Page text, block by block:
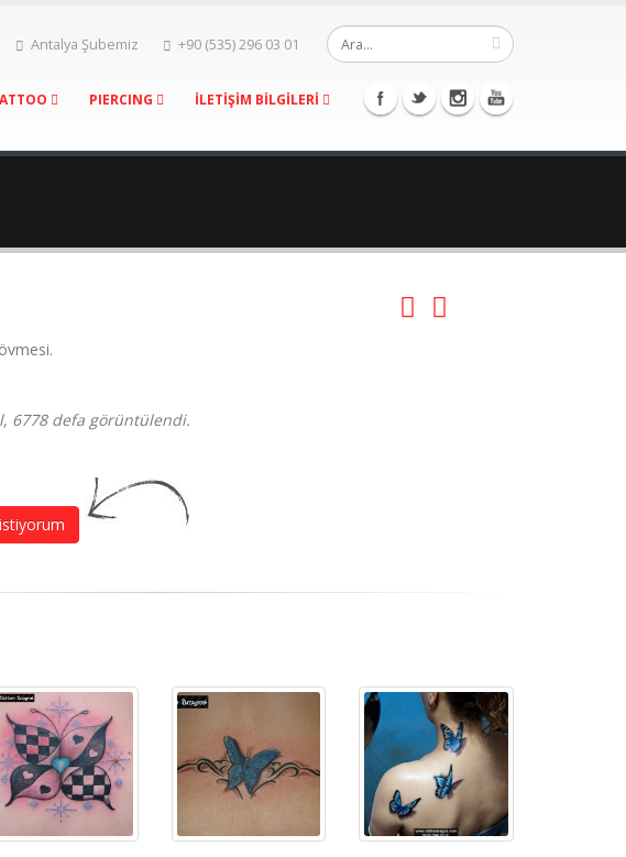
Antalya Şubemiz +90 (535) 296 03 01
PIERCING İLETİŞİM BİLGİLERİ
6778 defa görüntülendi.